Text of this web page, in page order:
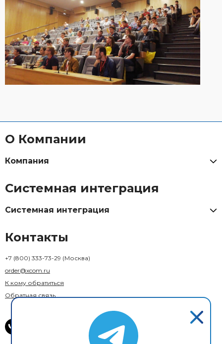
О Компании
Компания
Системная интеграция
Системная интеграция
Контакты
+7 (800) 333-73-29 (Москва)
order@xcom.ru
К кому обратиться
Обратная связь